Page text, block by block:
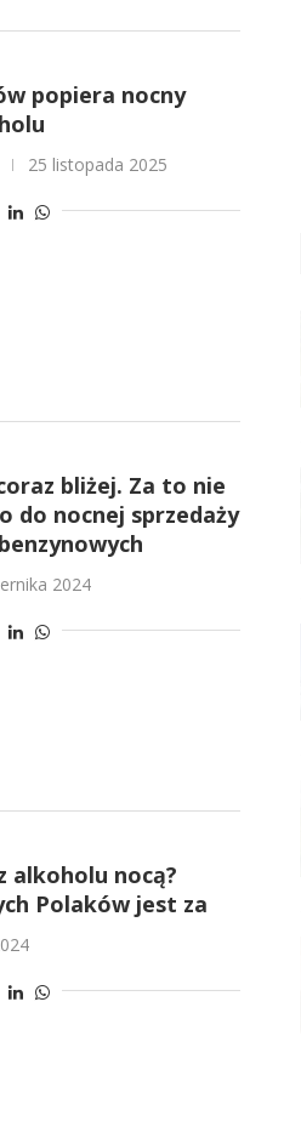
popiera nocny
25 listopada 2025
bliżej. Za to nie
do nocnej sprzedaży
2024
alkoholu nocą?
Polaków jest za